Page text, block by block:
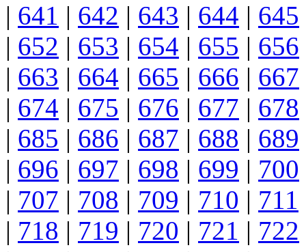
| 641 | 642 | 643 | 644 | 645
| 652 | 653 | 654 | 655 | 656
| 663 | 664 | 665 | 666 | 667
| 674 | 675 | 676 | 677 | 678
| 685 | 686 | 687 | 688 | 689
| 696 | 697 | 698 | 699 | 700
| 707 | 708 | 709 | 710 | 711
| 718 | 719 | 720 | 721 | 722